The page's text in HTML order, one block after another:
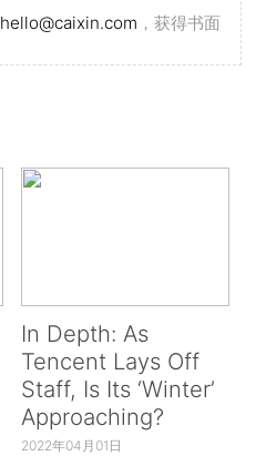
hello@caixin.com ，获得书面
In Depth: As
Tencent Lays Off
Staff, Is Its ‘Winter’
Approaching?
2022年04月01日